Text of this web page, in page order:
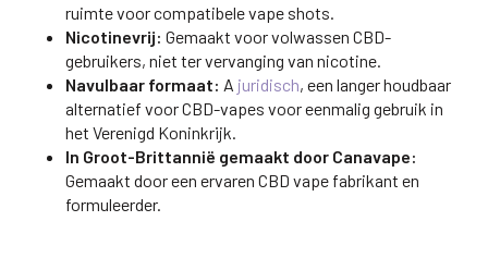
ruimte voor compatibele vape shots.
Nicotinevrij: Gemaakt voor volwassen CBD-
gebruikers, niet ter vervanging van nicotine.
Navulbaar formaat: A juridisch, een langer houdbaar
alternatief voor CBD-vapes voor eenmalig gebruik in
het Verenigd Koninkrijk.
In Groot-Brittannië gemaakt door Canavape:
Gemaakt door een ervaren CBD vape fabrikant en
formuleerder.